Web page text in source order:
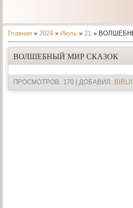
Главная » 2024 » Июль » 21 »
ВОЛШЕБНЫЙ МИР СКАЗОК
ПРОСМОТРОВ: 170 | ДОБАВИЛ: